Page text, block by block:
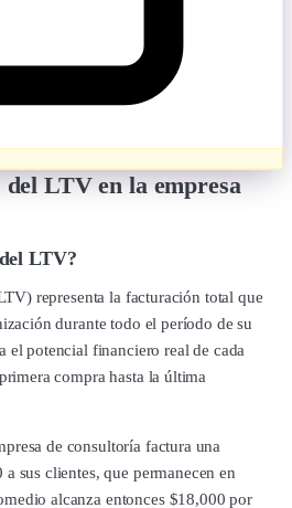
LTV en la empresa
LTV?
representa la facturación total que
durante todo el período de su
el potencial financiero real de cada
compra hasta la última
de consultoría factura una
sus clientes, que permanecen en
alcanza entonces $18,000 por